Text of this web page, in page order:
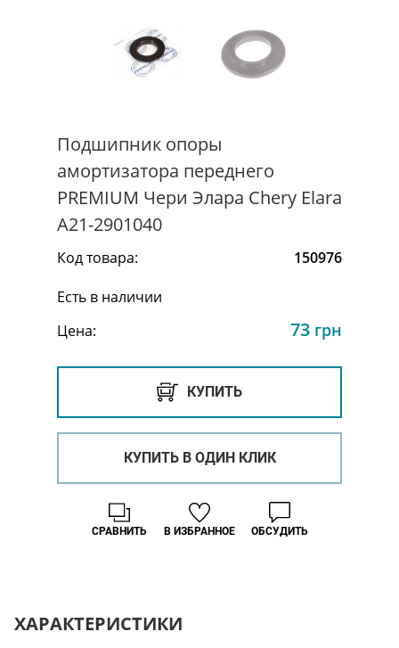
Подшипник опоры
амортизатора переднего
PREMIUM Чери Элара Chery Elara
A21-2901040
Код товара:
150976
Есть в наличии
Цена:
73 грн
КУПИТЬ
КУПИТЬ В ОДИН КЛИК
В ИЗБРАННОЕ
СРАВНИТЬ ОБСУДИТЬ
ХАРАКТЕРИСТИКИ